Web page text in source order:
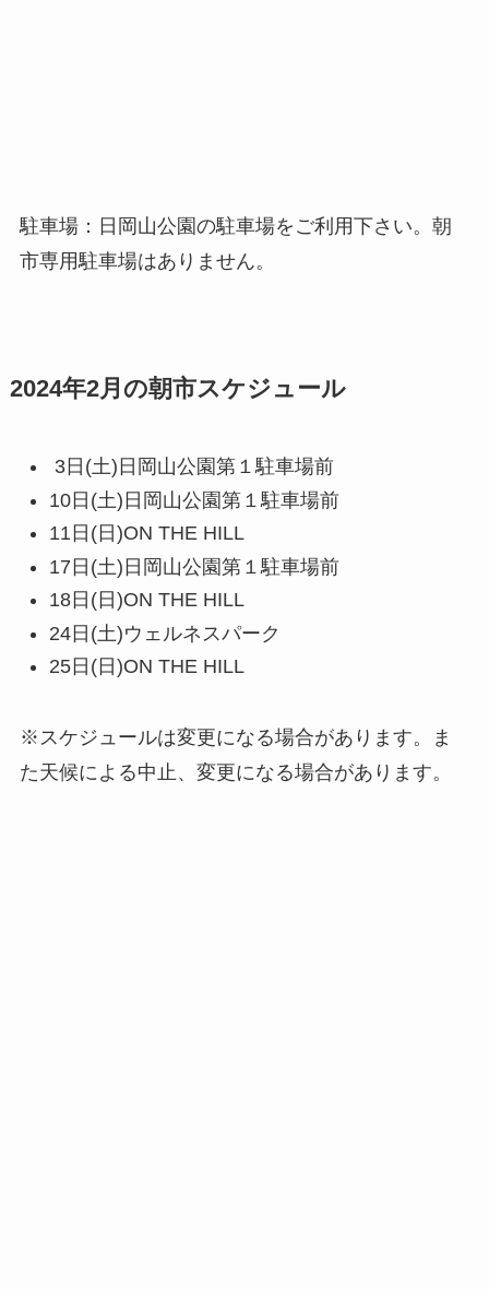
駐車場：日岡山公園の駐車場をご利用下さい。朝
市専用駐車場はありません。
2024年2月の朝市スケジュール
3日(土)日岡山公園第１駐車場前
10日(土)日岡山公園第１駐車場前
11日(日)ON THE HILL
17日(土)日岡山公園第１駐車場前
18日(日)ON THE HILL
24日(土)ウェルネスパーク
25日(日)ON THE HILL
※スケジュールは変更になる場合があります。ま
た天候による中止、変更になる場合があります。